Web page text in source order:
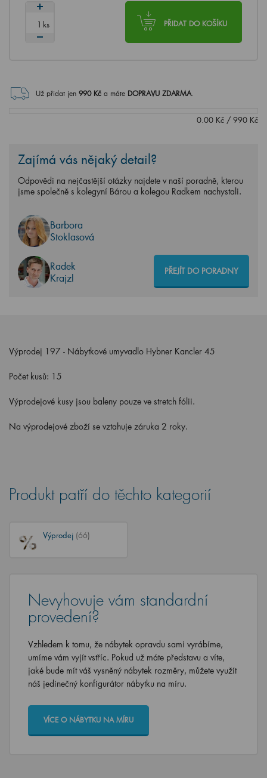
PŘIDAT DO KOŠÍKU
ks
Už přidat jen 990Kč a máte DOPRAVU ZDARMA.
0.00 Kč / 990 Kč
Zajímá vás nějaký detail?
Odpovědi na nejčastější otázky najdete v naší poradně, kterou
jsme společně s kolegyní Bárou a kolegou Radkem nachystali.
Barbora
Stoklasová
Radek
Krajzl
PŘEJÍT DO PORADNY
Výprodej 197 - Nábytkové umyvadlo Hybner Kancler 45
Počet kusů: 15
Výprodejové kusy jsou baleny pouze ve stretch fólii.
Na výprodejové zboží se vztahuje záruka 2 roky.
Produkt patří do těchto kategorií
Výprodej (66)
Nevyhovuje vám standardní
provedení?
Vzhledem k tomu, že nábytek opravdu sami vyrábíme,
umíme vám vyjít vstříc. Pokud už máte představu a víte,
jaké bude mít váš vysněný nábytek rozměry, můžete využít
náš jedinečný konfigurátor nábytku na míru.
VÍCE O NÁBYTKU NA MÍRU